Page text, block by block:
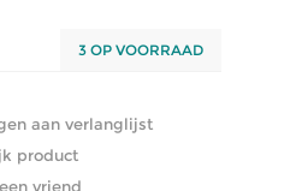
3 OP VOORRAAD